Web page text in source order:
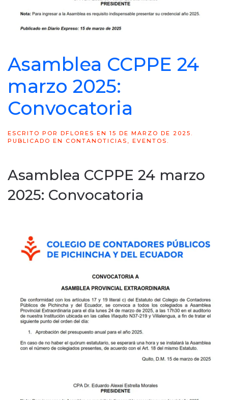
Asamblea CCPPE 24
marzo 2025:
Convocatoria
ESCRITO POR DFLORES EN 15 DE MARZO DE 2025 .
PUBLICADO EN CONTANOTICIAS , EVENTOS .
Asamblea CCPPE 24 marzo
2025: Convocatoria